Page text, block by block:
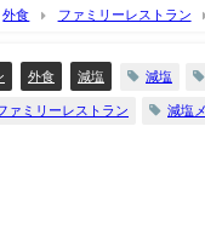
外食 ファミリーレストラン
外食 減塩 減塩
ァミリーレストラン 減塩